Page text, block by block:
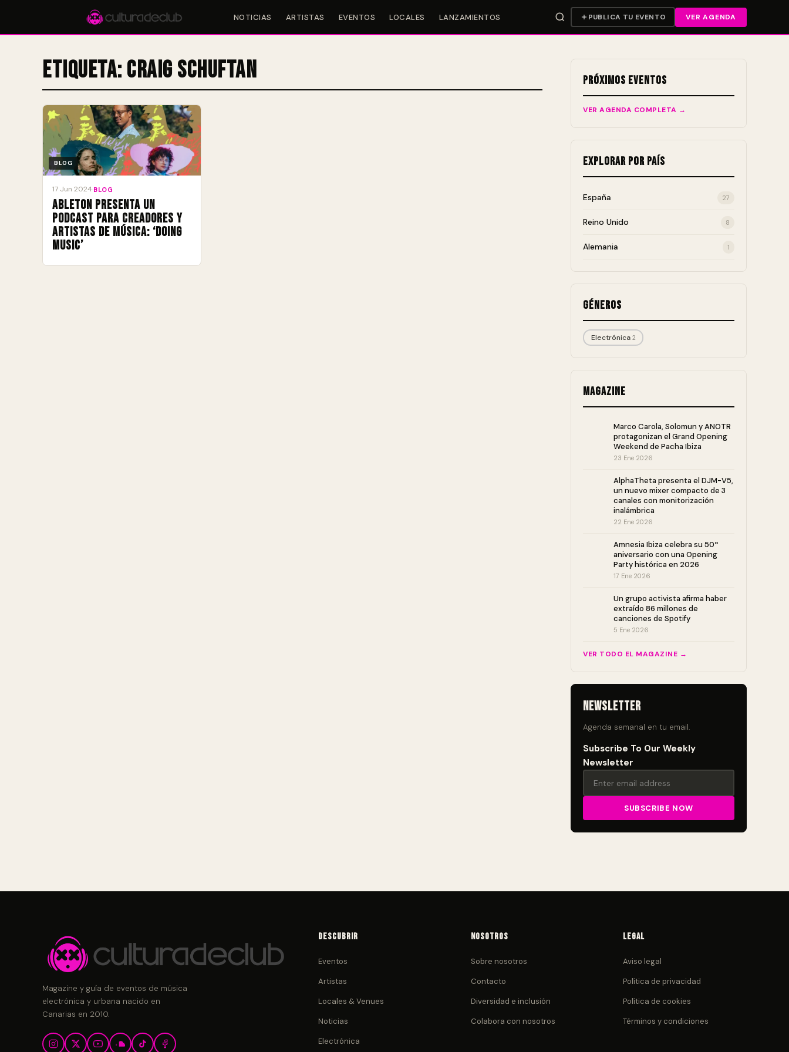
NOTICIAS ARTISTAS EVENTOS LOCALES LANZAMIENTOS PUBLICA TU EVENTO VER AGENDA
Accesos rápidos:
Etiqueta: Craig Schuftan
BLOG
17 Jun 2024 BLOG
Ableton presenta un
podcast para creadores y
artistas de música: ‘Doing
Music’
Próximos Eventos
VER AGENDA COMPLETA →
Explorar por País
España 27
Reino Unido 8
Alemania 1
Géneros
Electrónica 2
Magazine
Marco Carola, Solomun y ANOTR
protagonizan el Grand Opening
Weekend de Pacha Ibiza
23 Ene 2026
AlphaTheta presenta el DJM-V5,
un nuevo mixer compacto de 3
canales con monitorización
inalámbrica
22 Ene 2026
Amnesia Ibiza celebra su 50º
aniversario con una Opening
Party histórica en 2026
17 Ene 2026
Un grupo activista afirma haber
extraído 86 millones de
canciones de Spotify
5 Ene 2026
VER TODO EL MAGAZINE →
Newsletter
Agenda semanal en tu email.
Subscribe To Our Weekly
Newsletter
Magazine y guía de eventos de música
electrónica y urbana nacido en
Canarias en 2010.
Descubrir
Eventos
Artistas
Locales & Venues
Noticias
Electrónica
Nosotros
Sobre nosotros
Contacto
Diversidad e inclusión
Colabora con nosotros
Legal
Aviso legal
Política de privacidad
Política de cookies
Términos y condiciones